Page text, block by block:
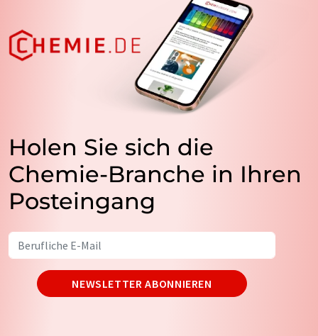
Holen Sie sich die
Chemie-Branche in Ihren
Posteingang
NEWSLETTER ABONNIEREN